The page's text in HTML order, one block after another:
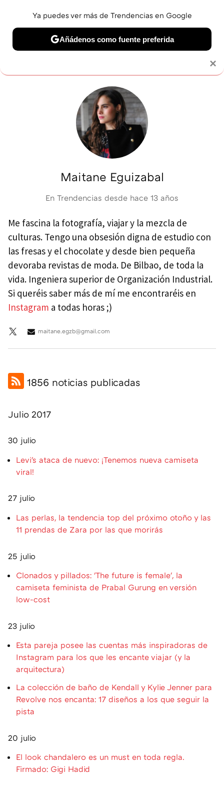
BELLEZA SHOPPING VIAJES GASTRO SNEAKERS
Maitane Eguizabal
En Trendencias desde hace 13 años
Me fascina la fotografía, viajar y la mezcla de
culturas. Tengo una obsesión digna de estudio con
las fresas y el chocolate y desde bien pequeña
devoraba revistas de moda. De Bilbao, de toda la
vida. Ingeniera superior de Organización Industrial.
Si queréis saber más de mí me encontraréis en
Instagram a todas horas ;)
maitane.egzb@gmail.com
1856 noticias publicadas
Julio 2017
30 julio
Levi's ataca de nuevo: ¡Tenemos nueva camiseta
viral!
27 julio
Las perlas, la tendencia top del próximo otoño y las
11 prendas de Zara por las que morirás
25 julio
Clonados y pillados: 'The future is female', la
camiseta feminista de Prabal Gurung en versión
low-cost
23 julio
Esta pareja posee las cuentas más inspiradoras de
Instagram para los que les encante viajar (y la
arquitectura)
La colección de baño de Kendall y Kylie Jenner para
Revolve nos encanta: 17 diseños a los que seguir la
pista
20 julio
El look chandalero es un must en toda regla.
Firmado: Gigi Hadid
×
Ya puedes ver más de Trendencias en Google
Añádenos como fuente preferida